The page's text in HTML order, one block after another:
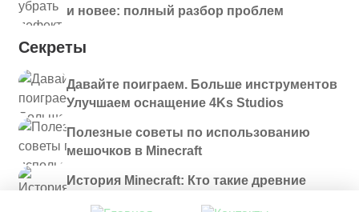
и новее: полный разбор проблем
Секреты
Давайте поиграем. Больше инструментов
Улучшаем оснащение 4Ks Studios
Полезные советы по использованию
мешочков в Minecraft
История Minecraft: Кто такие древние